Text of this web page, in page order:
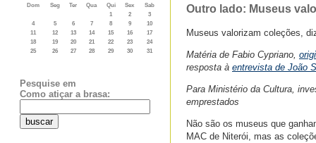
Dom Seg Ter Qua Qui Sex
Sab
1
2
3
4
5 6 7 8 9
10
11
12 13 14 15 16
17
18
19 20 21 22 23
24
25
26 27 28 29 30 31
Pesquise em
Como atiçar a brasa:
Outro lado: Museus
Museus valorizam coleções,
Matéria de Fabio Cypriano,
resposta à entrevista de João
Para Ministério da Cultura,
emprestados
Não são os museus que
MAC de Niterói, mas as